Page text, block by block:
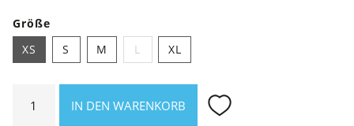
Größe
XS
S M L XL
Eldena
IN DEN WARENKORB